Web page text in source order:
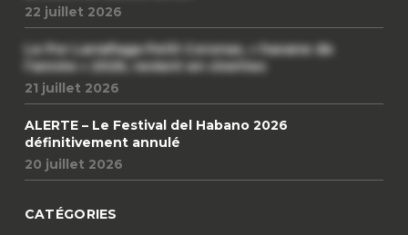
22 juillet 2026
Le Por Larrañaga Petit Coronas, « havane de
l’année » 2026, revient en civettes
21 juillet 2026
ALERTE – Le Festival del Habano 2026
définitivement annulé
20 juillet 2026
CATÉGORIES